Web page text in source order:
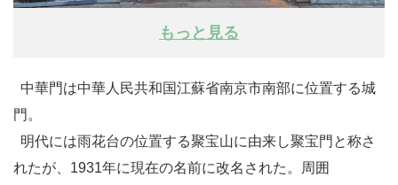
もっと見る
中華門は中華人民共和国江蘇省南京市南部に位置する城
門。
明代には雨花台の位置する聚宝山に由来し聚宝門と称さ
れたが、1931年に現在の名前に改名された。周囲